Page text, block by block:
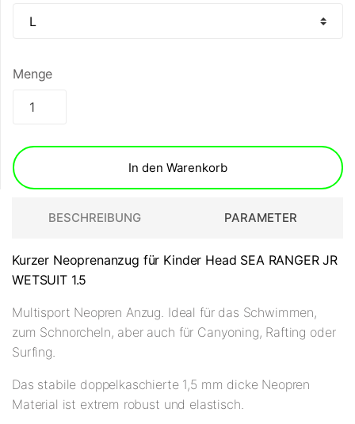
Menge
In den Warenkorb
BESCHREIBUNG PARAMETER
Kurzer Neoprenanzug für Kinder Head SEA RANGER JR
WETSUIT 1.5
Multisport Neopren Anzug. Ideal für das Schwimmen,
zum Schnorcheln, aber auch für Canyoning, Rafting oder
Surfing.
Das stabile doppelkaschierte 1,5 mm dicke Neopren
Material ist extrem robust und elastisch.